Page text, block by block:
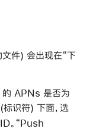
件) 会出现在“下
的 APNs 是否为
识符) 下面，选
。“Push